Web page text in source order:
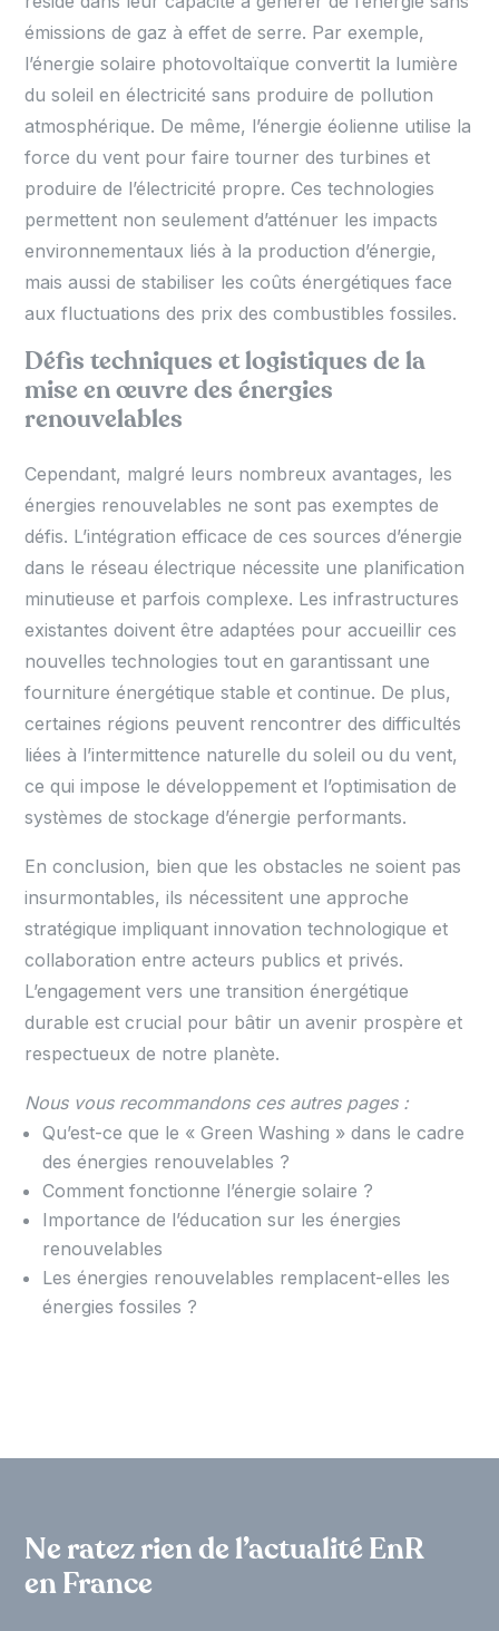
émissions de gaz à effet de serre. Par exemple,
l’énergie solaire photovoltaïque convertit la lumière
du soleil en électricité sans produire de pollution
atmosphérique. De même, l’énergie éolienne utilise la
force du vent pour faire tourner des turbines et
produire de l’électricité propre. Ces technologies
permettent non seulement d’atténuer les impacts
environnementaux liés à la production d’énergie,
mais aussi de stabiliser les coûts énergétiques face
aux fluctuations des prix des combustibles fossiles.
Défis techniques et logistiques de la
mise en œuvre des énergies
renouvelables
Cependant, malgré leurs nombreux avantages, les
énergies renouvelables ne sont pas exemptes de
défis. L’intégration efficace de ces sources d’énergie
dans le réseau électrique nécessite une planification
minutieuse et parfois complexe. Les infrastructures
existantes doivent être adaptées pour accueillir ces
nouvelles technologies tout en garantissant une
fourniture énergétique stable et continue. De plus,
certaines régions peuvent rencontrer des difficultés
liées à l’intermittence naturelle du soleil ou du vent,
ce qui impose le développement et l’optimisation de
systèmes de stockage d’énergie performants.
En conclusion, bien que les obstacles ne soient pas
insurmontables, ils nécessitent une approche
stratégique impliquant innovation technologique et
collaboration entre acteurs publics et privés.
L’engagement vers une transition énergétique
durable est crucial pour bâtir un avenir prospère et
respectueux de notre planète.
Nous vous recommandons ces autres pages :
Qu’est-ce que le « Green Washing » dans le cadre
des énergies renouvelables ?
Comment fonctionne l’énergie solaire ?
Importance de l’éducation sur les énergies
renouvelables
Les énergies renouvelables remplacent-elles les
énergies fossiles ?
Ne ratez rien de l’actualité EnR
en France